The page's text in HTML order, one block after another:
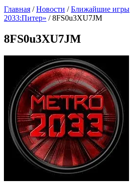
Главная /Новости /Ближайшие игры
2033:Питер» /8FS0u3XU7JM
8FS0u3XU7JM